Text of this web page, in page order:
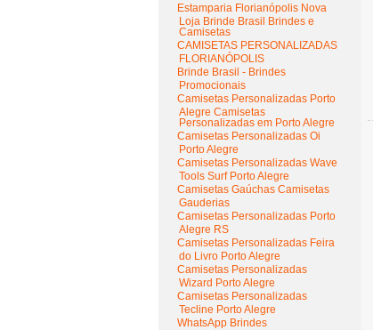
Estamparia Florianópolis Nova
Loja Brinde Brasil Brindes e
Camisetas
CAMISETAS PERSONALIZADAS
FLORIANÓPOLIS
Brinde Brasil - Brindes
Promocionais
Camisetas Personalizadas Porto
Alegre Camisetas
Personalizadas em Porto Alegre
Camisetas Personalizadas Oi
Porto Alegre
Camisetas Personalizadas Wave
Tools Surf Porto Alegre
Camisetas Gaúchas Camisetas
Gauderias
Camisetas Personalizadas Porto
Alegre RS
Camisetas Personalizadas Feira
do Livro Porto Alegre
Camisetas Personalizadas
Wizard Porto Alegre
Camisetas Personalizadas
Tecline Porto Alegre
WhatsApp Brindes